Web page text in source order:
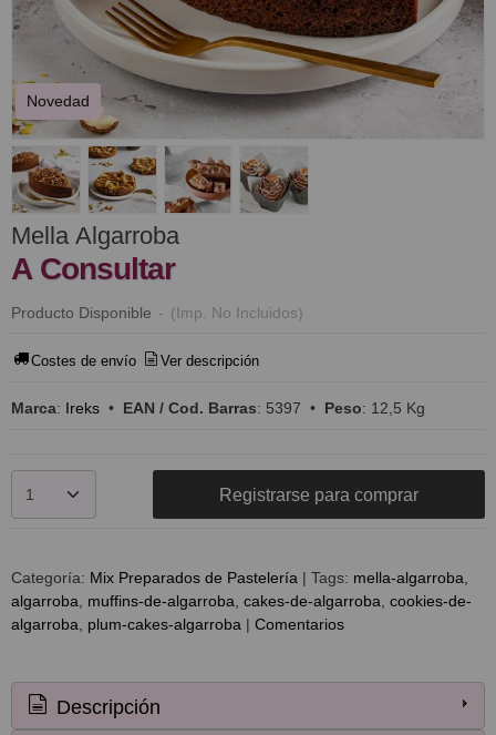
Novedad
Mella Algarroba
A Consultar
Producto Disponible - (Imp. No Incluidos)
Costes de envío Ver descripción
Marca: Ireks • EAN / Cod. Barras: 5397 • Peso: 12,5 Kg
Registrarse para comprar
Categoría: Mix Preparados de Pastelería | Tags: mella-algarroba
algarroba muffins-de-algarroba cakes-de-algarroba cookies-de-
algarroba plum-cakes-algarroba | Comentarios
Descripción